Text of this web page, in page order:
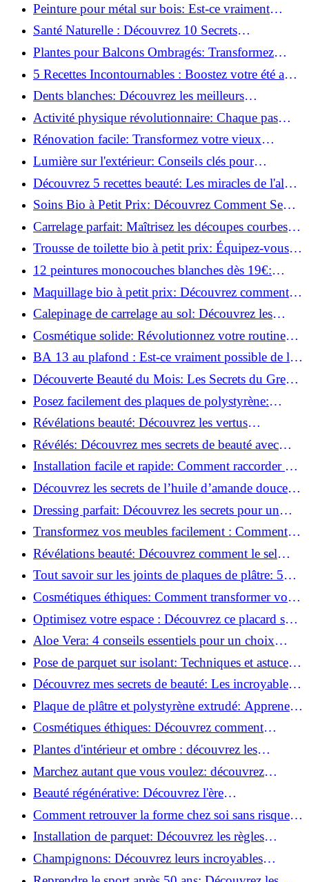
Peinture pour métal sur bois: Est-ce vraiment
possible?
Santé Naturelle : Découvrez 10 Secrets
Incontournables pour un Bien-être Optimal!
Plantes pour Balcons Ombragés: Transformez
votre Terrasse en Oasis Verte!
5 Recettes Incontournables : Boostez votre été avec
des huiles essentielles!
Dents blanches: Découvrez les meilleurs
ingrédients naturels!
Activité physique révolutionnaire: Chaque pas
compte pour votre santé!
Rénovation facile: Transformez votre vieux
parquet irrégulier en un clin d'œil!
Lumière sur l'extérieur: Conseils clés pour
concevoir et installer votre éclairage!
Découvrez 5 recettes beauté: Les miracles de l'aloe
vera pour votre peau!
Soins Bio à Petit Prix: Découvrez Comment Se
Chouchouter Pour Moins de 35€!
Carrelage parfait: Maîtrisez les découpes courbes
facilement!
Trousse de toilette bio à petit prix: Équipez-vous
pour moins de 25€!
12 peintures monocouches blanches dès 19€:
Découvrez les meilleures offres!
Maquillage bio à petit prix: Découvrez comment
s'équiper pour moins de 50€!
Calepinage de carrelage au sol: Découvrez les
astuces incontournables!
Cosmétique solide: Révolutionnez votre routine
beauté pour zéro déchet!
BA 13 au plafond : Est-ce vraiment possible de les
coller ?
Découverte Beauté du Mois: Les Secrets du Green
Glamour !
Posez facilement des plaques de polystyrène:
Transformez votre plafond sans effort !
Révélations beauté: Découvrez les vertus
insoupçonnées de l'huile de coco!
Révélés: Découvrez mes secrets de beauté avec
l'huile de ricin!
Installation facile et rapide: Comment raccorder un
luminaire au plafond!
Découvrez les secrets de l’huile d’amande douce :
Pourquoi vous devez l'adopter!
Dressing parfait: Découvrez les secrets pour un
rangement optimal!
Transformez vos meubles facilement : Comment
installer des roulettes en un clin d'œil !
Révélations beauté: Découvrez comment le sel
transforme votre routine!
Tout savoir sur les joints de plaques de plâtre: 5
questions clés pour comprendre les fissures!
Cosmétiques éthiques: Comment transformer votre
routine beauté!
Optimisez votre espace : Découvrez ce placard sous
rampant à portes coulissantes!
Aloe Vera: 4 conseils essentiels pour un choix
parfait!
Pose de parquet sur isolant: Techniques et astuces
pour un sol parfait!
Découvrez mes secrets de beauté: Les incroyables
vertus du raisin!
Plaque de plâtre et polystyrène extrudé: Apprenez
à les coller efficacement!
Cosmétiques éthiques: Découvrez comment
transformer votre routine beauté!
Plantes d'intérieur et ombre : découvrez les
meilleures pour votre maison !
Marchez autant que vous voulez: découvrez
pourquoi c'est bénéfique!
Beauté régénérative: Découvrez l'ère
révolutionnaire de la cosmétique verte!
Comment retrouver la forme chez soi sans risque
de blessure: Techniques et conseils sûrs!
Installation de parquet: Découvrez les règles
essentielles à respecter!
Champignons: Découvrez leurs incroyables
pouvoirs antioxydants!